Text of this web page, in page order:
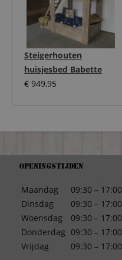
Steigerhouten
huisjesbed Babette
€ 949,95
Openingstijden
Maandag
Dinsdag
Woensdag
Donderdag
Vrijdag
09:30 – 17:00
09:30 – 17:00
09:30 – 17:00
09:30 – 17:00
09:30 – 17:00